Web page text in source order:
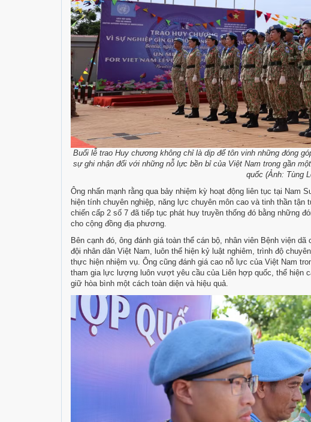
Buổi lễ trao Huy chương không chỉ là dịp để tôn vinh những đóng
sự ghi nhận đối với những nỗ lực bền bỉ của Việt Nam trong gần
quốc (Ảnh: Tùng
Ông nhấn mạnh rằng qua bảy nhiệm kỳ hoạt động liên tục tại Nam
hiện tính chuyên nghiệp, năng lực chuyên môn cao và tinh thần
chiến cấp 2 số 7 đã tiếp tục phát huy truyền thống đó bằng những
cho cộng đồng địa phương.
Bên cạnh đó, ông đánh giá toàn thể cán bộ, nhân viên Bệnh viện
đội nhân dân Việt Nam, luôn thể hiện kỷ luật nghiêm, trình độ
thực hiện nhiệm vụ. Ông cũng đánh giá cao nỗ lực của Việt Nam
tham gia lực lượng luôn vượt yêu cầu của Liên hợp quốc, thể hiện
giữ hòa bình một cách toàn diện và hiệu quả.